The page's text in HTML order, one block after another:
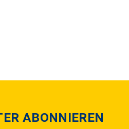
ABONNIEREN